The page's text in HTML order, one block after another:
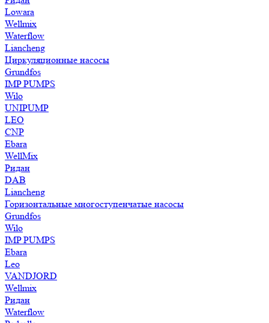
Lowara
Wellmix
Waterflow
Liancheng
Циркуляционные насосы
Grundfos
IMP PUMPS
Wilo
UNIPUMP
LEO
CNP
Ebara
WellMix
Ридан
DAB
Liancheng
Горизонтальные многоступенчатые насосы
Grundfos
Wilo
IMP PUMPS
Ebara
Leo
VANDJORD
Wellmix
Ридан
Waterflow